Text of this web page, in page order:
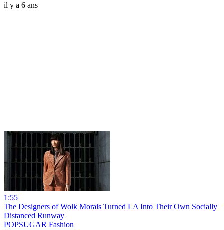
il y a 6 ans
1:55
The Designers of Wolk Morais Turned LA Into Their Own Socially
Distanced Runway
POPSUGAR Fashion